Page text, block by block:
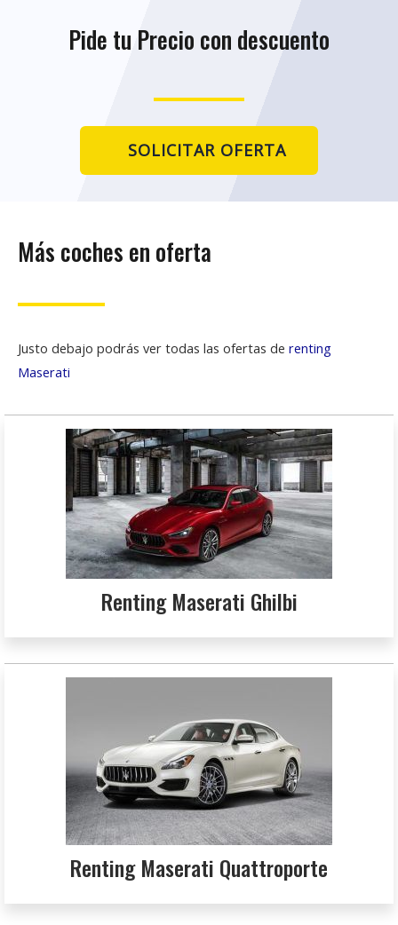
Pide tu Precio con descuento
SOLICITAR OFERTA
Más coches en oferta
Justo debajo podrás ver todas las ofertas de renting
Maserati
Renting Maserati Ghilbi
Renting Maserati Quattroporte